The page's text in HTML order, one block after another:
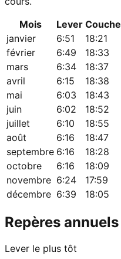
Mois
Lever
janvier
6:51 18:21
février
6:49 18:33
mars
6:34 18:37
avril
6:15 18:38
mai
6:03 18:43
juin
6:02 18:52
juillet
6:10 18:55
août
6:16 18:47
septembre 6:16 18:28
octobre
6:16 18:09
novembre 6:24 17:59
décembre 6:39 18:05
Repères
Lever le plus tôt